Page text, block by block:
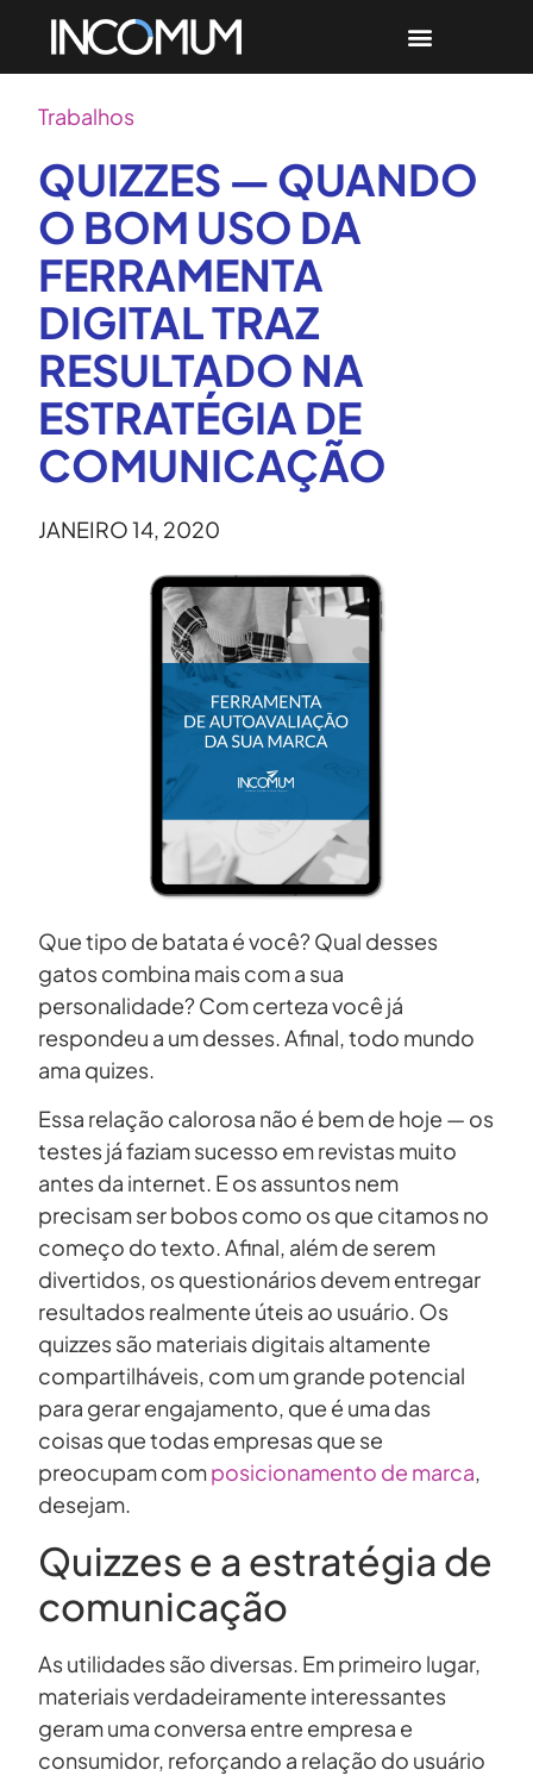
Trabalhos
QUIZZES — QUANDO
O BOM USO DA
FERRAMENTA
DIGITAL TRAZ
RESULTADO NA
ESTRATÉGIA DE
COMUNICAÇÃO
JANEIRO 14, 2020
Que tipo de batata é você? Qual desses
gatos combina mais com a sua
personalidade? Com certeza você já
respondeu a um desses. Afinal, todo mundo
ama quizes.
Essa relação calorosa não é bem de hoje — os
testes já faziam sucesso em revistas muito
antes da internet. E os assuntos nem
precisam ser bobos como os que citamos no
começo do texto. Afinal, além de serem
divertidos, os questionários devem entregar
resultados realmente úteis ao usuário. Os
quizzes são materiais digitais altamente
compartilháveis, com um grande potencial
para gerar engajamento, que é uma das
coisas que todas empresas que se
preocupam composicionamento de marca,
desejam.
Quizzes e a estratégia de
comunicação
As utilidades são diversas. Em primeiro lugar,
materiais verdadeiramente interessantes
geram uma conversa entre empresa e
consumidor, reforçando a relação do usuário